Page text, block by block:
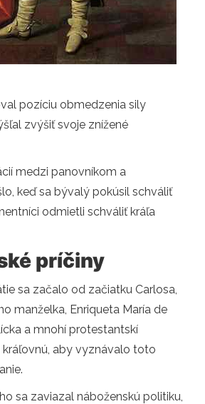
pozíciu obmedzenia sily
zvýšiť svoje znížené
medzi panovníkom a
keď sa bývalý pokúsil schváliť
odmietli schváliť kráľa
príčiny
sa začalo od začiatku Carlosa,
manželka, Enriqueta María de
a mnohí protestantskí
kráľovnú, aby vyznávalo toto
sa zaviazal náboženskú politiku,